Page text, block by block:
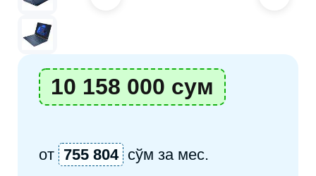
10 158 000 сум
от 755 804 сўм за мес.